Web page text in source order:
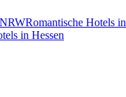
Romantische Hotels in
in Hessen